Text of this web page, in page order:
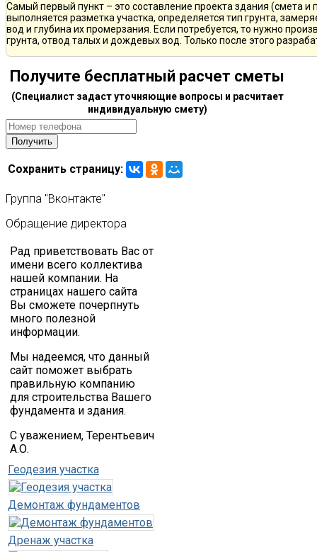
Самый первый пункт – это составление проекта здания (смета
выполняется разметка участка, определяется тип грунта,
вод и глубина их промерзания. Если потребуется, то нужно
грунта, отвод талых и дождевых вод. Только после этого
Получите бесплатный расчет сметы
(Специалист задаст уточняющие вопросы и расчитает
индивидуальную смету)
Сохранить страницу:
Группа "Вконтакте"
Обращение директора
Рад приветствовать Вас от
имени всего коллектива
нашей компании. На
страницах нашего сайта
Вы сможете почерпнуть
много полезной
информации.
Мы надеемся, что данный
сайт поможет выбрать
правильную компанию
для строительства Вашего
фундамента и здания.
С уважением, Терентьевич
А.О.
Геодезия участка
Демонтаж фундаментов
Дренаж участка